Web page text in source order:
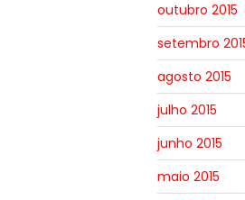
outubro 2015
setembro
agosto 2015
julho 2015
junho 2015
maio 2015